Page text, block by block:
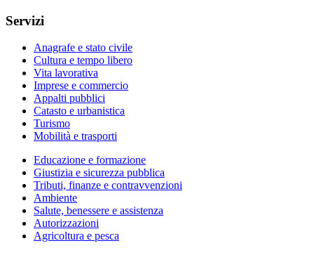
Servizi
Anagrafe e stato civile
Cultura e tempo libero
Vita lavorativa
Imprese e commercio
Appalti pubblici
Catasto e urbanistica
Turismo
Mobilità e trasporti
Educazione e formazione
Giustizia e sicurezza pubblica
Tributi, finanze e contravvenzioni
Ambiente
Salute, benessere e assistenza
Autorizzazioni
Agricoltura e pesca